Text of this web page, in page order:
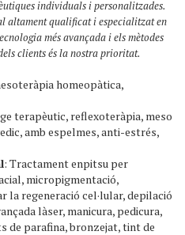
individuals i personalitzades.
altament qualificat i especialitzat en
més avançada i els mètodes
clients és la nostra prioritat.
homeopàtica,
terapèutic, reflexoteràpia, meso
amb espelmes, anti-estrés,
: Tractament enpitsu per
micropigmentació,
la regeneració cel·lular, depilació
làser, manicura, pedicura,
de parafina, bronzejat, tint de